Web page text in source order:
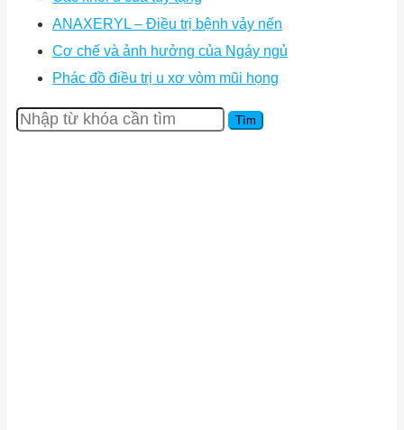
ANAXERYL – Điều trị bệnh vảy nến
Cơ chế và ảnh hưởng của Ngáy ngủ
Phác đồ điều trị u xơ vòm mũi họng